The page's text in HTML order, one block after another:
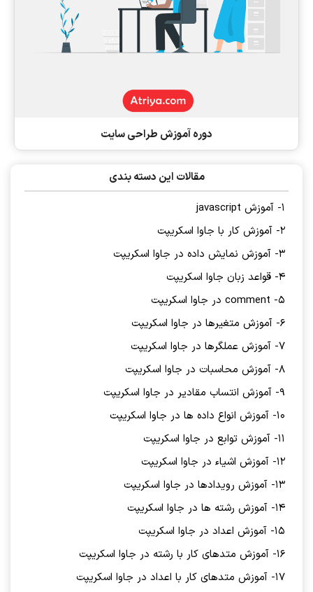
دوره آموزش طراحی سایت
مقالات این دسته بندی
1- آموزش javascript
2- آموزش کار با جاوا اسکریپت
3- آموزش نمایش داده در جاوا اسکریپت
4- قواعد زبان جاوا اسکریپت
5- comment در جاوا اسکریپت
6- آموزش متغیرها در جاوا اسکریپت
7- آموزش عملگرها در جاوا اسکریپت
8- آموزش محاسبات در جاوا اسکریپت
9- آموزش انتساب مقادیر در جاوا اسکریپت
10- آموزش انواع داده ها در جاوا اسکریپت
11- آموزش توابع در جاوا اسکریپت
12- آموزش اشیاء در جاوا اسکریپت
13- آموزش رویدادها در جاوا اسکریپت
14- آموزش رشته ها در جاوا اسکریپت
15- آموزش اعداد در جاوا اسکریپت
16- آموزش متدهای کار با رشته در جاوا اسکریپت
17- آموزش متدهای کار با اعداد در جاوا اسکریپت